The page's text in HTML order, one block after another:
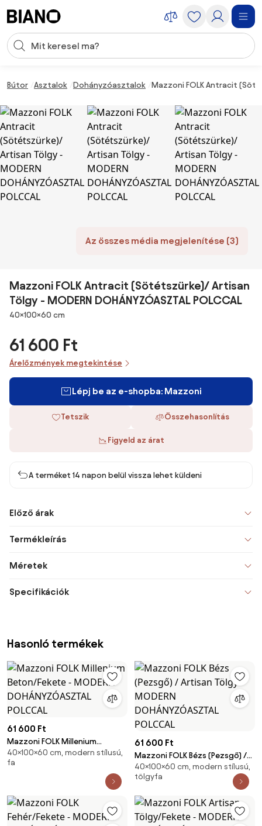
Keresési bevitel
Bútor Asztalok Dohányzóasztalok Mazzoni FOLK Antracit
Az összes média megjelenítése (3)
Mazzoni FOLK Antracit (Sötétszürke)/ Artisan
Tölgy - MODERN DOHÁNYZÓASZTAL POLCCAL
Méretek
40×100×60 cm
61 600 Ft
Árelőzmények megtekintése
Lépj be az e-shopba: Mazzoni
Tetszik Összehasonlítás
Figyeld az árat
A terméket 14 napon belül vissza lehet küldeni
Előző árak
Termékleírás
Méretek
Specifikációk
Hasonló termékek
61 600 Ft
Mazzoni FOLK Millenium
Beton/Fekete - MODERN
DOHÁNYZÓASZTAL POLCCAL
40×100×60 cm, modern stílusú,
fa
61 600 Ft
Mazzoni FOLK Bézs (Pezsgő) /
Artisan Tölgy - MODERN
DOHÁNYZÓASZTAL POLCCAL
40×100×60 cm, modern stílusú,
tölgyfa